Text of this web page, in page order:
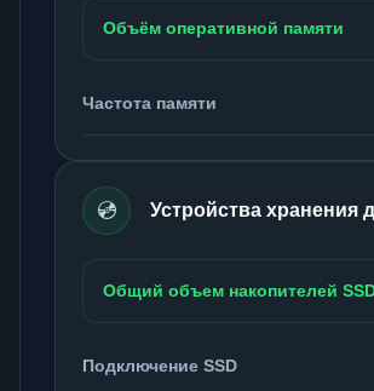
Объём оперативной памяти
Частота памяти
💿 Устройства хранения
Общий объем накопителей
Подключение SSD